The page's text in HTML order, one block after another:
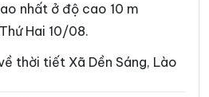
Xã Lục Yên
nhất ở độ cao 10 m
Hai 10/08.
thời tiết Xã Dền Sáng, Lào